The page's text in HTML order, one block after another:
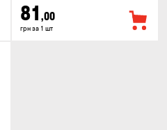
81 ,00
грн за 1 шт